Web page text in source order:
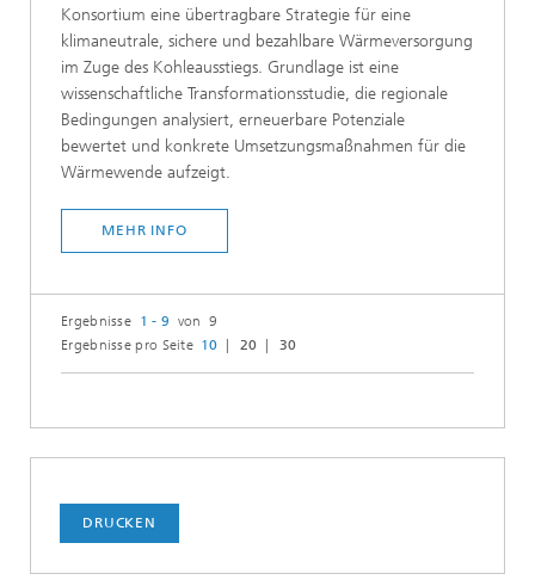
Konsortium eine übertragbare Strategie für eine
klimaneutrale, sichere und bezahlbare Wärmeversorgung
im Zuge des Kohleausstiegs. Grundlage ist eine
wissenschaftliche Transformationsstudie, die regionale
Bedingungen analysiert, erneuerbare Potenziale
bewertet und konkrete Umsetzungsmaßnahmen für die
Wärmewende aufzeigt.
MEHR INFO
Ergebnisse 1 - 9 von 9
Ergebnisse pro Seite 10 20 30
DRUCKEN